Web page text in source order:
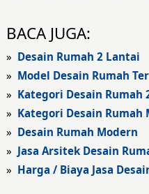
Desain Rumah
Fasad Rumah
Fasad Kantor
Fasad Hotel
BACA JUGA:
» Desain Rumah 2 Lantai
» Model Desain Rumah
» Kategori Desain Rumah
» Kategori Desain Rumah
» Desain Rumah Modern
» Jasa Arsitek Desain
» Harga / Biaya Jasa